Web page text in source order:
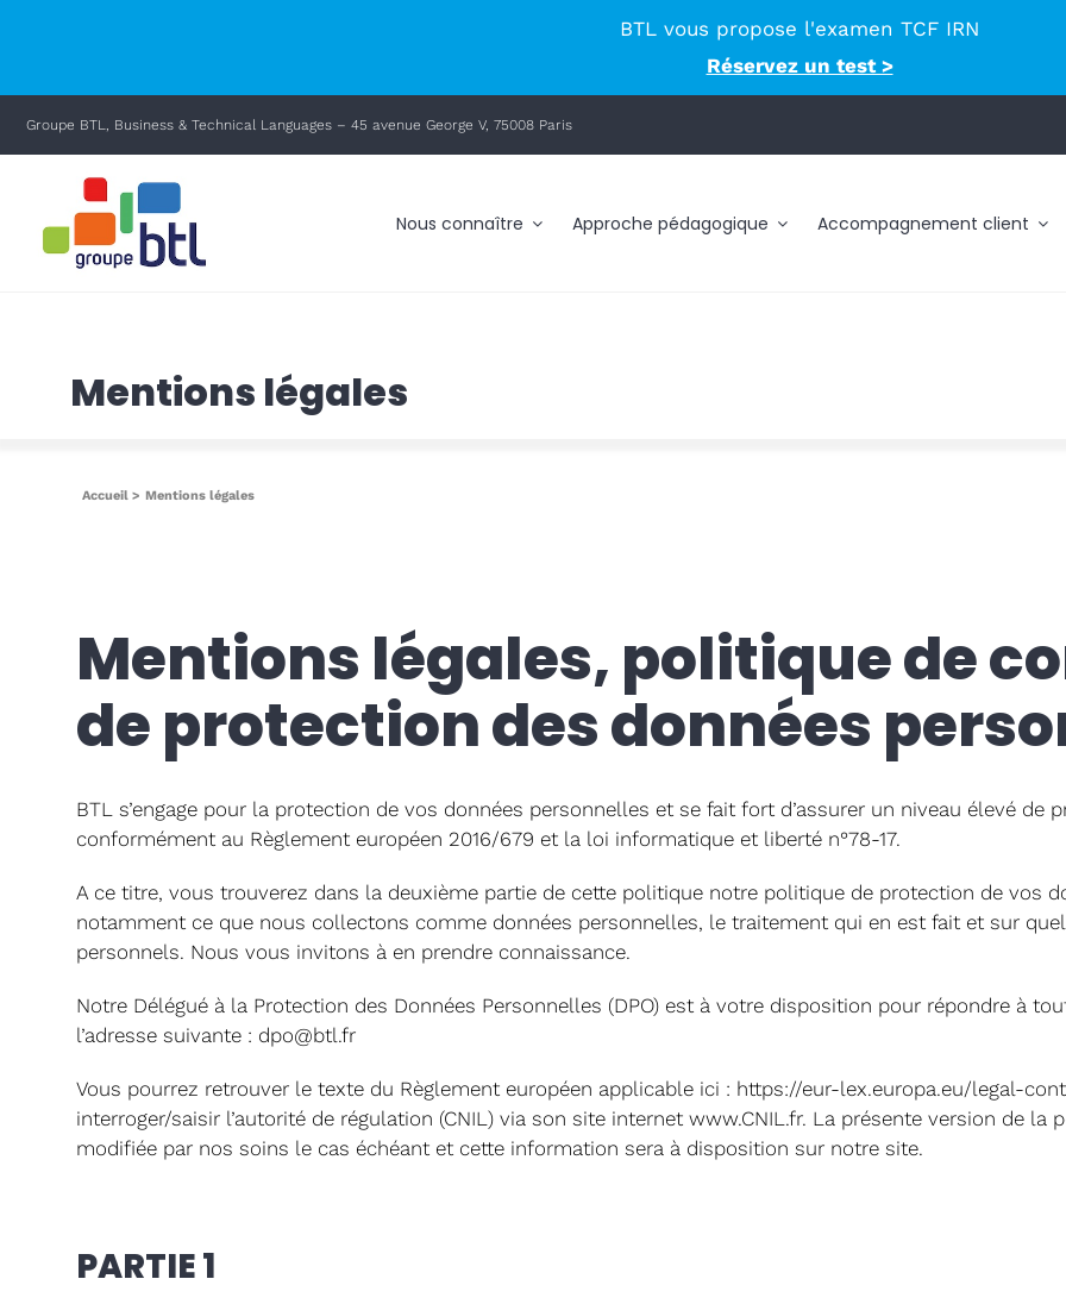
BTL vous propose l'examen TCF IRN
Réservez un test >
Groupe BTL, Business & Technical Languages – 45 avenue George V, 75008 Paris
Nous connaître Approche pédagogique Accompagnement client
Mentions légales
Accueil Mentions légales
Mentions légales, politique de
de protection des données
BTL s’engage pour la protection de vos données personnelles et se fait fort d’assurer un niveau élevé de
conformément au Règlement européen 2016/679 et la loi informatique et liberté n°78-17.
A ce titre, vous trouverez dans la deuxième partie de cette politique notre politique de protection de vos
notamment ce que nous collectons comme données personnelles, le traitement qui en est fait et sur
personnels. Nous vous invitons à en prendre connaissance.
Notre Délégué à la Protection des Données Personnelles (DPO) est à votre disposition pour répondre à
l’adresse suivante : dpo@btl.fr
Vous pourrez retrouver le texte du Règlement européen applicable ici : https://eur-lex.europa.eu/legal-
interroger/saisir l’autorité de régulation (CNIL) via son site internet www.CNIL.fr. La présente version de
modifiée par nos soins le cas échéant et cette information sera à disposition sur notre site.
PARTIE 1